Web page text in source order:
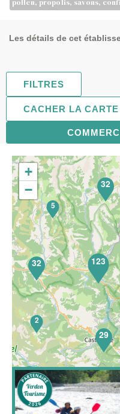
pollen, propolis, savons,
Les détails de cet
FILTRES
CACHER LA CARTE
Découvrez le raft et le
moi pour une aventure
2
65
5
32
32
29
123
+
−